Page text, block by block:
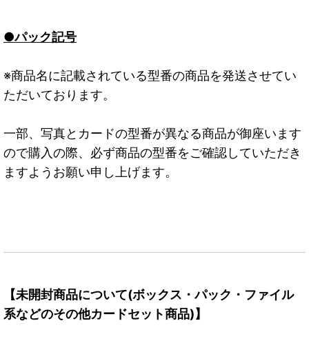
●パック記号
※商品名に記載されている型番の商品を発送させてい
ただいております。
一部、写真とカードの型番が異なる商品が御座います
ので購入の際、必ず商品の型番をご確認していただき
ますようお願い申し上げます。
【未開封商品について(ボックス・パック・ファイル
系などのその他カードセット商品)】